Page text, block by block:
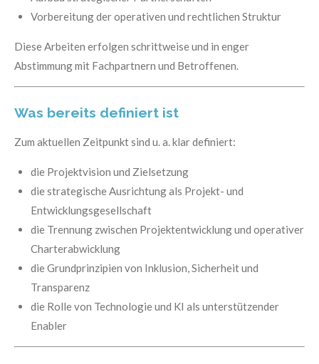
Vorbereitung der operativen und rechtlichen Struktur
Diese Arbeiten erfolgen schrittweise und in enger
Abstimmung mit Fachpartnern und Betroffenen.
Was bereits definiert ist
Zum aktuellen Zeitpunkt sind u. a. klar definiert:
die Projektvision und Zielsetzung
die strategische Ausrichtung als Projekt- und
Entwicklungsgesellschaft
die Trennung zwischen Projektentwicklung und operativer
Charterabwicklung
die Grundprinzipien von Inklusion, Sicherheit und
Transparenz
die Rolle von Technologie und KI als unterstützender
Enabler